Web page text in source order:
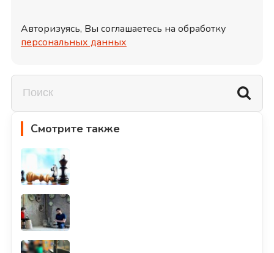
Авторизуясь, Вы соглашаетесь на обработку
персональных данных
Смотрите также